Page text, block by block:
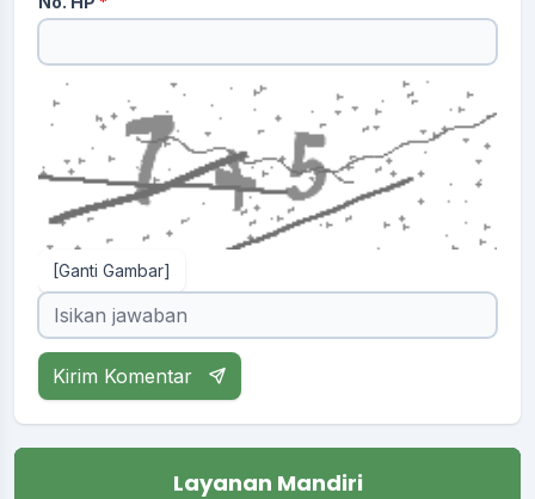
[Ganti Gambar]
Kirim Komentar
Layanan Mandiri